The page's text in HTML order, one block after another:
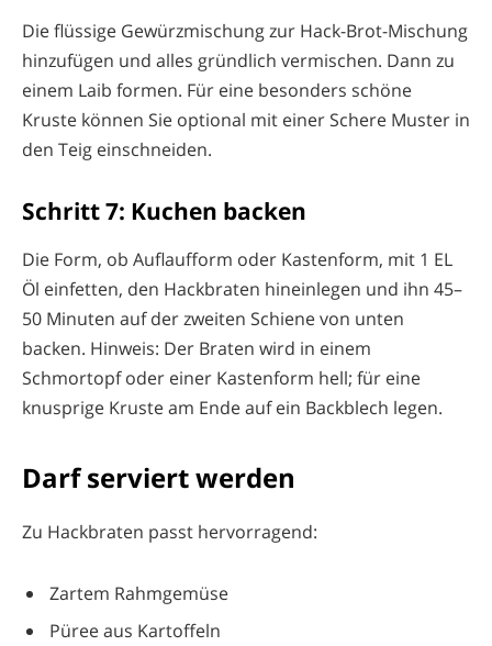
Die flüssige Gewürzmischung zur Hack-Brot-Mischung
hinzufügen und alles gründlich vermischen. Dann zu
einem Laib formen. Für eine besonders schöne
Kruste können Sie optional mit einer Schere Muster in
den Teig einschneiden.
Schritt 7: Kuchen backen
Die Form, ob Auflaufform oder Kastenform, mit 1 EL
Öl einfetten, den Hackbraten hineinlegen und ihn 45–
50 Minuten auf der zweiten Schiene von unten
backen. Hinweis: Der Braten wird in einem
Schmortopf oder einer Kastenform hell; für eine
knusprige Kruste am Ende auf ein Backblech legen.
Darf serviert werden
Zu Hackbraten passt hervorragend:
Zartem Rahmgemüse
Püree aus Kartoffeln